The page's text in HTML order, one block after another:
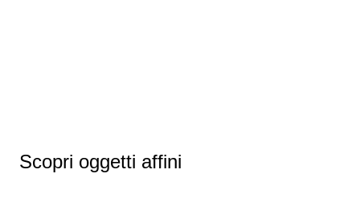
Scopri oggetti affini